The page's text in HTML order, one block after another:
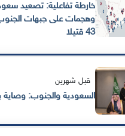
خارطة تفاعلية: تصعيد
وهجمات على جبهات
43 قتيلا
قبل شهرين
السعودية والجنوب: وصاية